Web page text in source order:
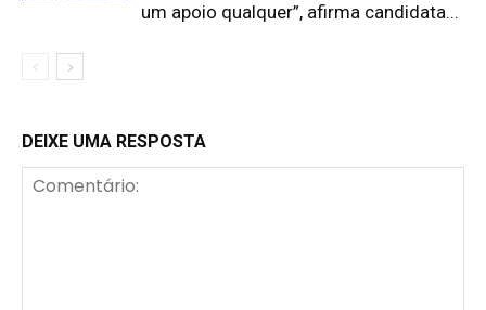
um apoio qualquer”, afirma candidata...
DEIXE UMA RESPOSTA